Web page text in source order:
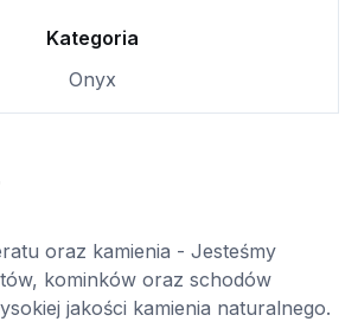
Kategoria
Onyx
oraz kamienia - Jesteśmy
kominków oraz schodów
jakości kamienia naturalnego.